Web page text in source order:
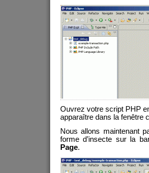
Ouvrez votre script PHP
apparaître dans la fenêtre
Nous allons maintenant
forme d’insecte sur la
Page.